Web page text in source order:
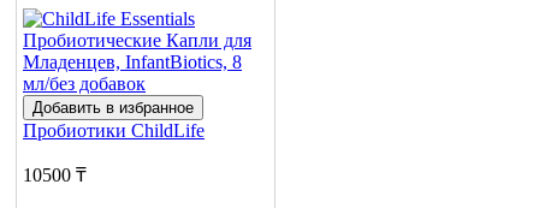
Добавить в избранное
Пробиотики ChildLife
10500 ₸